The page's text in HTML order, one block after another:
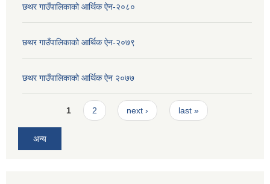
छथर गाउँपालिकाको आर्थिक ऐन-२०८०
छथर गाउँपालिकाको आर्थिक ऐन-२०७९
छथर गाउँपालिकाको आर्थिक ऐन २०७७
Pages1 2 next › last »
अन्य